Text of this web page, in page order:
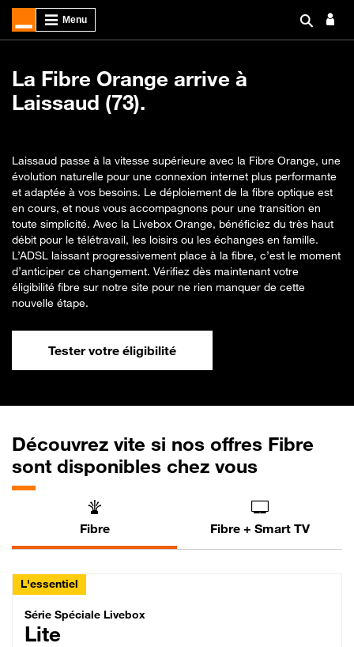
La Fibre Orange arrive à
Laissaud (73).
Laissaud passe à la vitesse supérieure avec la Fibre Orange, une
évolution naturelle pour une connexion internet plus performante
et adaptée à vos besoins. Le déploiement de la fibre optique est
en cours, et nous vous accompagnons pour une transition en
toute simplicité. Avec la Livebox Orange, bénéficiez du très haut
débit pour le télétravail, les loisirs ou les échanges en famille.
L’ADSL laissant progressivement place à la fibre, c’est le moment
d’anticiper ce changement. Vérifiez dès maintenant votre
éligibilité fibre sur notre site pour ne rien manquer de cette
nouvelle étape.
Tester votre éligibilité
Découvrez vite si nos offres Fibre
sont disponibles chez vous
Fibre Fibre + Smart TV
L'essentiel
Série Spéciale Livebox Lite Fibre
Série Spéciale Livebox
Lite